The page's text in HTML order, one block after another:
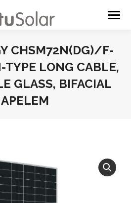
CHSM72N(DG)/F-
TYPE LONG CABLE,
GLASS, BIFACIAL